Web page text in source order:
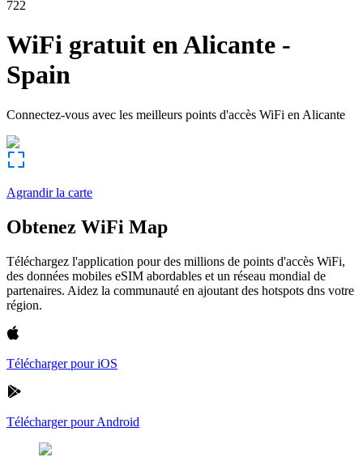
722
WiFi gratuit enAlicante -
Spain
Connectez-vous avec les meilleurs points d'accès WiFi en Alicante
Agrandir la carte
Obtenez WiFi Map
Téléchargez l'application pour des millions de points d'accès WiFi,
des données mobiles eSIM abordables et un réseau mondial de
partenaires. Aidez la communauté en ajoutant des hotspots dns votre
région.
Télécharger pour iOS
Télécharger pour Android